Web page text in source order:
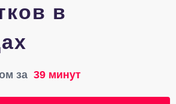
в
за 39 минут